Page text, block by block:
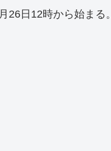
26日12時から始まる。